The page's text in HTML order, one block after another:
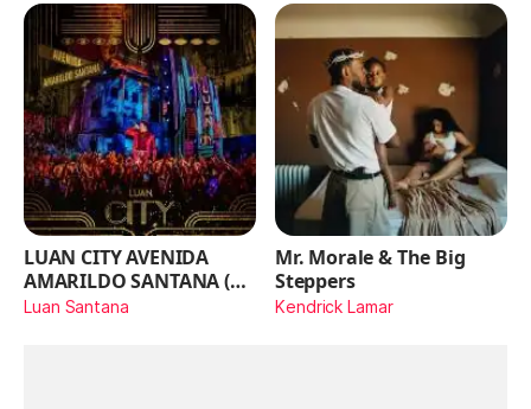
LUAN CITY AVENIDA
AMARILDO SANTANA (Ao
Vivo)
Luan Santana
Mr. Morale & The Big
Steppers
Kendrick Lamar